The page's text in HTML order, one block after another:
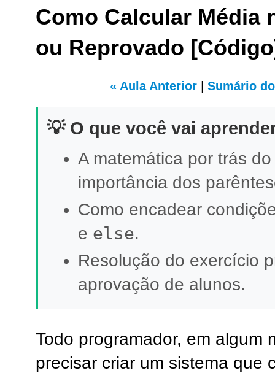
Como Calcular Média
ou Reprovado
« Aula Anterior| Sumário
💡 O que você vai
A matemática por trás
importância dos
Como encadear
e else.
Resolução do exercício
aprovação de alunos.
Todo programador, em algum
precisar criar um sistema que